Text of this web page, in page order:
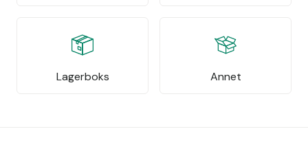
Lagerboks Annet